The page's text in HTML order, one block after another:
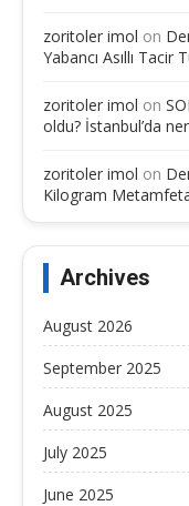
zoritoler imol on
Yabancı Asıllı Tacir
zoritoler imol on
oldu? İstanbul’da
zoritoler imol on
Kilogram
Archives
August 2026
September 2025
August 2025
July 2025
June 2025